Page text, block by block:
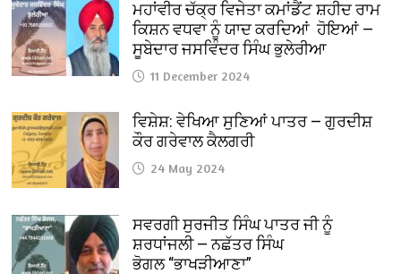
ਮਹਾਂਵੀਰ ਚੱਕ੍ਰ ਵਿਜੇਤਾ ਕਮਾਂਡੈਂਟ ਸ਼ਹੀਦ ਰਾਮ
ਕਿਸ਼ਨ ਵਧਵਾ ਨੂੰ ਯਾਦ ਕਰਦਿਆਂ ਹੋਇਆਂ —
ਸੂਬੇਦਾਰ ਜਸਵਿੰਦਰ ਸਿੰਘ ਭੁਲੇਰੀਆ
11 December 2024
ਵਿਸ਼ੇਸ਼: ਵੇਖਿਆ ਸੁਣਿਆਂ ਪਾਤਰ — ਗੁਰਦੀਸ਼
ਕੌਰ ਗਰੇਵਾਲ ਕੈਲਗਰੀ
24 May 2024
ਸਵਰਗੀ ਸੁਰਜੀਤ ਸਿੰਘ ਪਾਤਰ ਜੀ ਨੂੰ
ਸ਼ਰਧਾਂਜਲੀ — ਨਛੱਤਰ ਸਿੰਘ
ਭੋਗਲ “ਭਾਖੜੀਆਣਾ”